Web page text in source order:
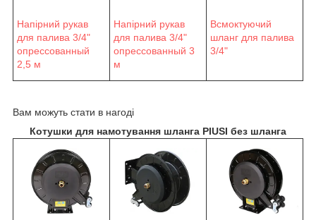
Напірний рукав
для палива 3/4"
опрессованный
2,5 м
Напірний рукав
для палива 3/4"
опрессованный 3
м
Всмоктуючий
шланг для палива
3/4"
Вам можуть стати в нагоді
Котушки для намотування шланга PIUSI без шланга